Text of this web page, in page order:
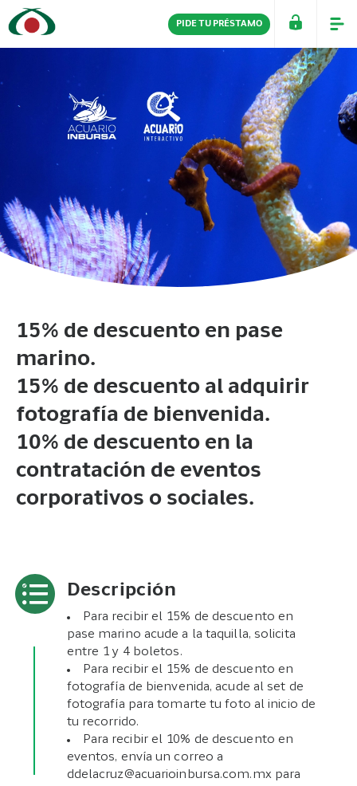
PIDE TU PRÉSTAMO
15% de descuento en pase
marino.
15% de descuento al adquirir
fotografía de bienvenida.
10% de descuento en la
contratación de eventos
corporativos o sociales.
Descripción
Para recibir el 15% de descuento en
pase marino acude a la taquilla, solicita
entre 1 y 4 boletos.
Para recibir el 15% de descuento en
fotografía de bienvenida, acude al set de
fotografía para tomarte tu foto al inicio de
tu recorrido.
Para recibir el 10% de descuento en
eventos, envía un correo a
ddelacruz@acuarioinbursa.com.mx para